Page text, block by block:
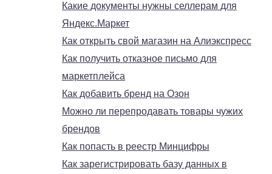
Какие документы нужны селлерам для
Яндекс.Маркет
Как открыть свой магазин на Алиэкспресс
Как получить отказное письмо для
маркетплейса
Как добавить бренд на Озон
Можно ли перепродавать товары чужих
брендов
Как попасть в реестр Минцифры
Как зарегистрировать базу данных в